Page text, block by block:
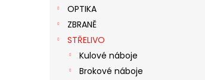
OPTIKA
ZBRANĚ
STŘELIVO
Kulové náboje
Brokové náboje